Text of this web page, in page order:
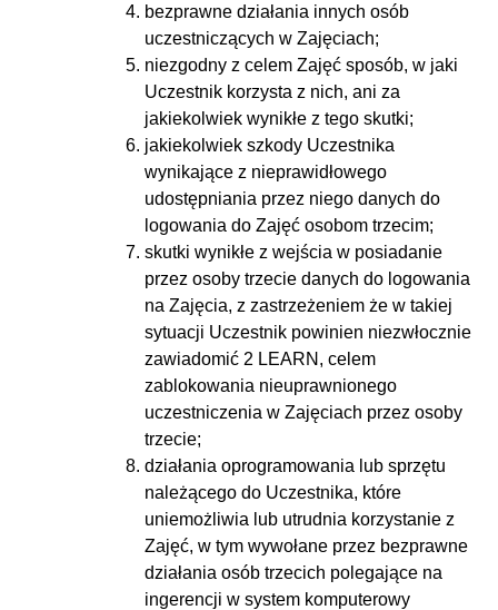
bezprawne działania innych osób
uczestniczących w Zajęciach;
niezgodny z celem Zajęć sposób, w jaki
Uczestnik korzysta z nich, ani za
jakiekolwiek wynikłe z tego skutki;
jakiekolwiek szkody Uczestnika
wynikające z nieprawidłowego
udostępniania przez niego danych do
logowania do Zajęć osobom trzecim;
skutki wynikłe z wejścia w posiadanie
przez osoby trzecie danych do logowania
na Zajęcia, z zastrzeżeniem że w takiej
sytuacji Uczestnik powinien niezwłocznie
zawiadomić 2 LEARN, celem
zablokowania nieuprawnionego
uczestniczenia w Zajęciach przez osoby
trzecie;
działania oprogramowania lub sprzętu
należącego do Uczestnika, które
uniemożliwia lub utrudnia korzystanie z
Zajęć, w tym wywołane przez bezprawne
działania osób trzecich polegające na
ingerencji w system komputerowy